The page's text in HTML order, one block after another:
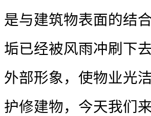
是与建筑物表面的结
垢已经被风雨冲刷下去
外部形象，使物业光
护修建物，今天我们